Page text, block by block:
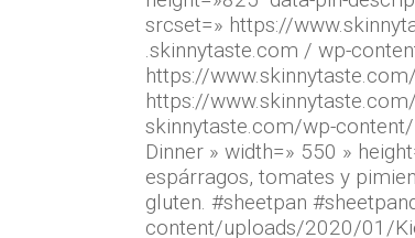
srcset=» https://
.skinnytaste.com / wp-
https://
https://
skinnytaste.com/wp-
Dinner » width=» 550 »
espárragos, tomates y
gluten. #sheetpan
content/uploads/2020/01/